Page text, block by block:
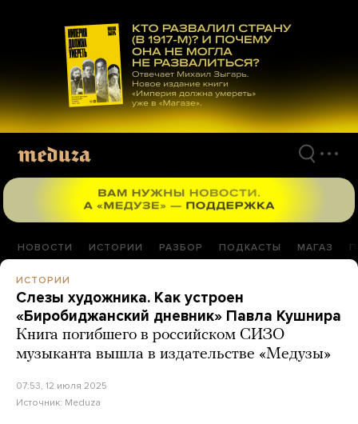
материалам
НОВОСТИ ИСТОРИИ РАЗБОР ПОДКАСТЫ МАГАЗ
ИСТОРИИ
Слезы художника. Как устроен
«Биробиджанский дневник» Павла Кушнира
Книга погибшего в российском СИЗО
музыканта вышла в издательстве «Медузы»
07:53, 12 июля 2025
Источник: Meduza